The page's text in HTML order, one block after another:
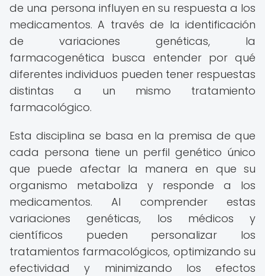
de una persona influyen en su respuesta a los
medicamentos. A través de la identificación
de variaciones genéticas, la
farmacogenética busca entender por qué
diferentes individuos pueden tener respuestas
distintas a un mismo tratamiento
farmacológico.
Esta disciplina se basa en la premisa de que
cada persona tiene un perfil genético único
que puede afectar la manera en que su
organismo metaboliza y responde a los
medicamentos. Al comprender estas
variaciones genéticas, los médicos y
científicos pueden personalizar los
tratamientos farmacológicos, optimizando su
efectividad y minimizando los efectos